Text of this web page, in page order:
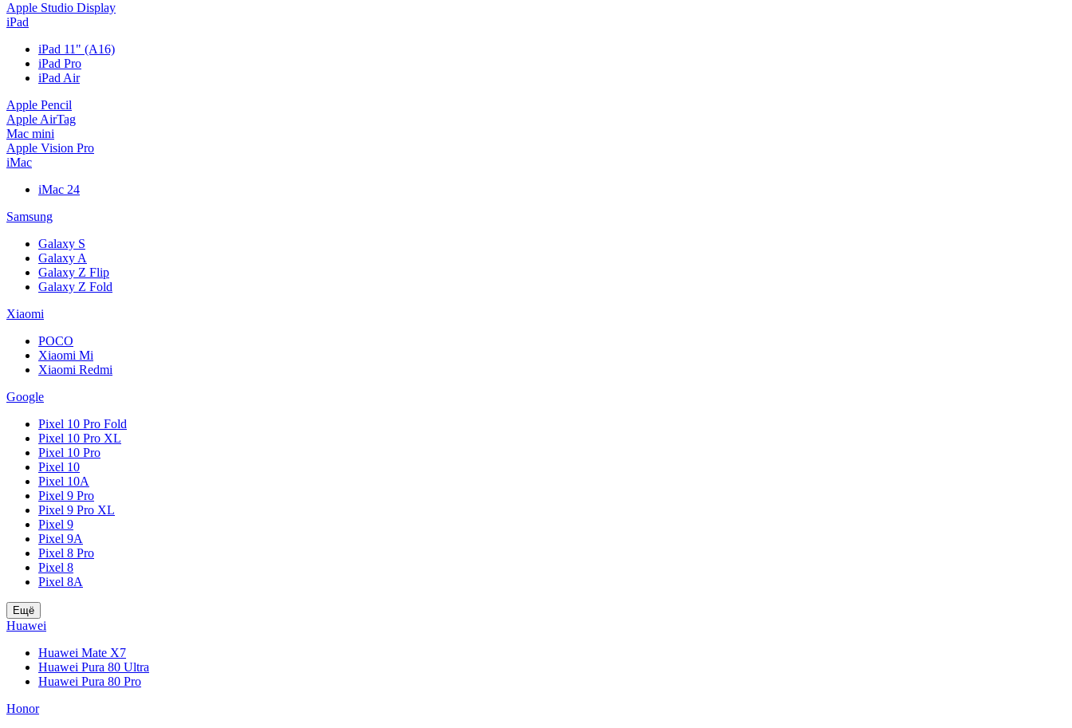
Apple Studio Display
iPad
iPad 11" (A16)
iPad Pro
iPad Air
Apple Pencil
Apple AirTag
Mac mini
Apple Vision Pro
iMac
iMac 24
Samsung
Galaxy S
Galaxy A
Galaxy Z Flip
Galaxy Z Fold
Xiaomi
POCO
Xiaomi Mi
Xiaomi Redmi
Google
Pixel 10 Pro Fold
Pixel 10 Pro XL
Pixel 10 Pro
Pixel 10
Pixel 10A
Pixel 9 Pro
Pixel 9 Pro XL
Pixel 9
Pixel 9A
Pixel 8 Pro
Pixel 8
Pixel 8A
Ещё
Huawei
Huawei Mate X7
Huawei Pura 80 Ultra
Huawei Pura 80 Pro
Honor